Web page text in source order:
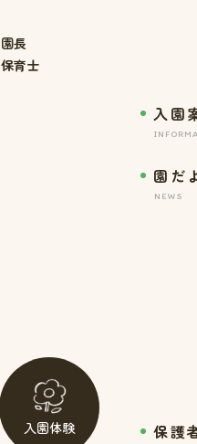
園長
保育士
入園
園だ
NEWS
入園体験 保護